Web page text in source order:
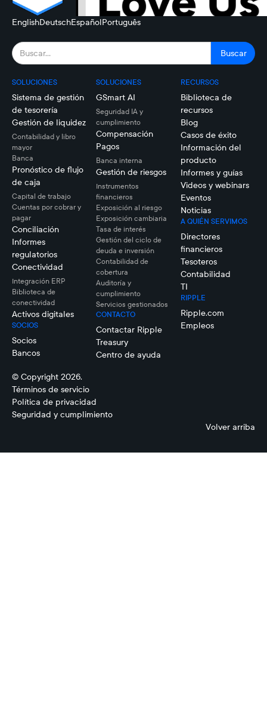
EnglishDeutschEspañolPortuguês
SOLUCIONES
Sistema de gestión
de tesorería
Gestión de liquidez
Contabilidad y libro
mayor
Banca
Pronóstico de flujo
de caja
Capital de trabajo
Cuentas por cobrar y
pagar
Conciliación
Informes
regulatorios
Conectividad
Integración ERP
Biblioteca de
conectividad
Activos digitales
SOCIOS
Socios
Bancos
SOLUCIONES
GSmart AI
Seguridad IA y
cumplimiento
Compensación
Pagos
Banca interna
Gestión de riesgos
Instrumentos
financieros
Exposición al riesgo
Exposición cambiaria
Tasa de interés
Gestión del ciclo de
deuda e inversión
Contabilidad de
cobertura
Auditoría y
cumplimiento
Servicios gestionados
CONTACTO
Contactar Ripple
Treasury
Centro de ayuda
RECURSOS
Biblioteca de
recursos
Blog
Casos de éxito
Información del
producto
Informes y guías
Videos y webinars
Eventos
Noticias
A QUIÉN SERVIMOS
Directores
financieros
Tesoteros
Contabilidad
TI
RIPPLE
Ripple.com
Empleos
© Copyright 2026.
Términos de servicio
Política de privacidad
Seguridad y cumplimiento
Volver arriba